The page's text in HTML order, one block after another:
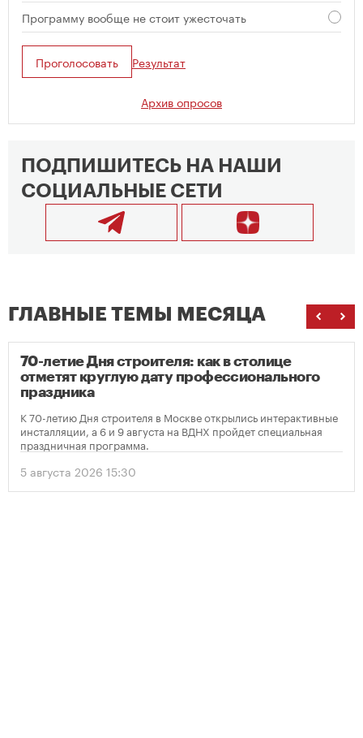
Программу вообще не стоит ужесточать
Проголосовать Результат
Архив опросов
ПОДПИШИТЕСЬ НА НАШИ
СОЦИАЛЬНЫЕ СЕТИ
ГЛАВНЫЕ ТЕМЫ МЕСЯЦА
70-летие Дня строителя: как в столице
отметят круглую дату профессионального
праздника
К 70-летию Дня строителя в Москве открылись интерактивные
инсталляции, а 6 и 9 августа на ВДНХ пройдет специальная
праздничная программа.
5 августа 2026 15:30